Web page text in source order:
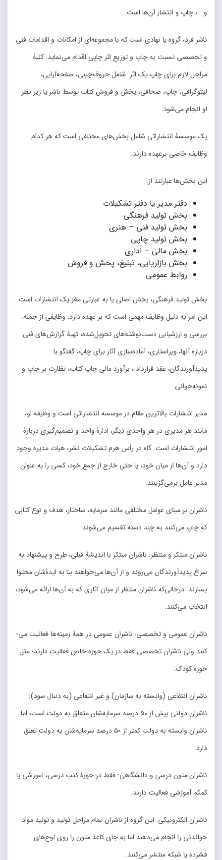
و …، چاپ و انتشار آن‌ها است.
ناشر فرد، گروه یا نهادی است که با مجموعه‌ای از امکانات و اقدامات فنی
و تخصصی نسبت به چاپ و توزیع اثر چاپی اقدام می‌نماید. کلیۀ
مراحل لازم برای چاپ یک اثر شامل حروف‌چینی، صفحه‌­آرایی،
لیتوگرافی، چاپ، صحافی، پخش و فروش کتاب توسط ناشر یا زیر نظر
او انجام می­‌شود.
یک موسسۀ انتشاراتی شامل بخش‌­های مختلفی است که هر کدام
وظایف خاصی برعهده دارند.
این بخش‌­ها عبارتند از:
دفتر مدیر یا دفتر تشکیلات
بخش تولید فرهنگی
بخش تولید فنی – هنری
بخش تولید چاپی
بخش مالی – اداری
بخش بازاریابی، تبلیغ، پخش و فروش
روابط عمومی
بخش تولید فرهنگی، بخش اصلی یا به عبارتی مغز یک انتشارات است.
این امر به دلیل وظایف مهمی است که بر عهده دارد. وظایفی از جمله:
بررسی و ارزشیابی دست‌نوشته­‌های تحویل‌شده، تهیۀ گزارش‌­های فنی
درباره آنها، ویراستاری، آماده‌سازی آثار برای چاپ، گفتگو با
پدیدآورندگان، عقد قرارداد ، برآورد مالی چاپ کتاب، نظارت بر چاپ و
نمونه‌خوانی.
مدیر انتشارات بالاترین مقام در موسسه انتشاراتی است و وظیفه او،
مانند هر مدیری در هر واحدی دیگر، ادارۀ واحد و تصمیم‌گیری دربارۀ
امور انتشارات است. گاه در رأس هرم تشکیلات نشر، هیات مدیره وجود
دارد و آن‌ها از میان خود، یا حتی خارج از جمع خود، کسی را به عنوان
مدیر عامل برمی‌گزینند.
ناشران بر مبنای عوامل مختلفی مانند سرمایه، ساختار، هدف و نوع کتابی
که چاپ می‌­کنند به چند دسته تقسیم می­‌شوند:
ناشران مبتکر و منتظر: ناشران مبتکر با اندیشۀ قبلی، طرح و پیشنهاد به
سراغ پدیدآورندگان می­‌روند و از آن­‌ها می­‌خواهند بنا به ایدۀشان محتوا
بسازند. درحالی‌که ناشران منتظر از میان آثاری که به آن‌ها ارائه می­‌شود،
انتخاب می­‌کنند.
ناشران عمومی و تخصصی: ناشران عمومی در همۀ زمینه‌­ها فعالیت می‌­
کنند ولی ناشران تخصصی فقط در یک حوزه خاص فعالیت دارند؛ مثل
حوزۀ کودک.
ناشران انتفاعی (وابسته به سازمان) و غیر انتفاعی (به دنبال سود):
ناشران دولتی بیش از ۵۰ درصد سرمایه­‌شان متعلق به دولت است، اما
ناشران وابسته به دولت کمتر از ۵۰ درصد سرمایه­‌شان به دولت تعلق
دارد.
ناشران متون درسی و دانشگاهی: فقط در حوزۀ کتب درسی، آموزشی یا
کمکم آموزشی فعالیت دارند.
ناشران الکترونیکی: این گروه از ناشران تمام مراحل تولید و تولید مواد
خواندنی را انجام می‌­دهند اما به جای کاغذ متون را روی لوح­‌های
فشرده یا شبکه منتشر می­‌کنند.